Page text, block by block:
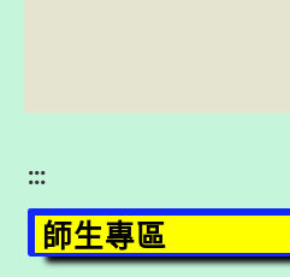
:::
師生專區